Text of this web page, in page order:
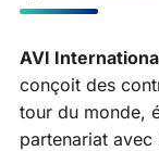
AVI
conçoit des
tour du monde,
partenariat